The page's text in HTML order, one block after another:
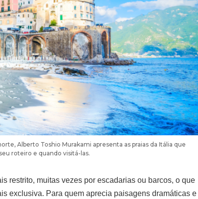
Alberto Toshio Murakami apresenta as praias da Itália que
roteiro e quando visitá-las.
restrito, muitas vezes por escadarias ou barcos, o que
exclusiva. Para quem aprecia paisagens dramáticas e